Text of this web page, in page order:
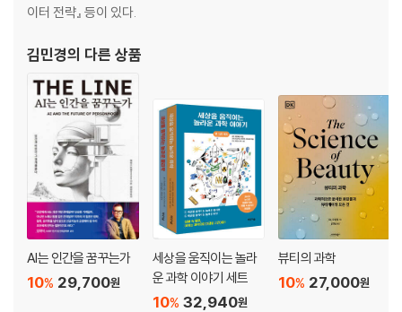
이터 전략』 등이 있다.
김민경의 다른 상품
AI는 인간을 꿈꾸는가
29,700원
10%
세상을 움직이는 놀라
운 과학 이야기 세트
32,940원
10%
뷰티의 과학
27,000원
10%